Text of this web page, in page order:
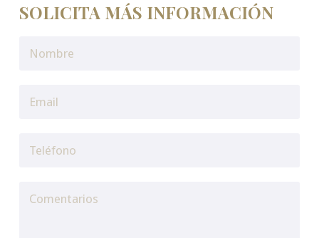
SOLICITA MÁS INFORMACIÓN